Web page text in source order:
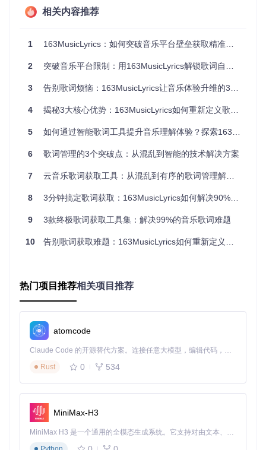
立即尝试：打开163MusicLyrics，在搜索框中输入你记忆中的
部分歌词或歌曲片段，点击"模糊搜索"按钮，查看系统提供的
突破二：多格式智能转换，跨平台兼容不再愁
不同音乐平台的歌词格式差异巨大，常常导致下载的歌词文件
和QQ音乐的歌词格式，提供统一的标准化输出，支持LRC和S
思考：你是否曾因歌词格式问题导致播放器显示乱码或时间不
同步？探索设置面板中的"歌词格式"选项，根据你的播放器需
求调整参数。
立即尝试：进入设置界面，尝试修改LRC时间戳格式为"mm:s
果。
突破三：批量处理引擎，效率提升10倍的秘密
手动逐个搜索歌词效率低下，耗时耗力，尤其是当你需要管理
并重复结果，提供最优选择。
思考：你平时是如何管理大量音乐文件的歌词的？尝试使用批
量搜索功能，体验效率提升。
立即尝试：选择"歌单"搜索类型，输入你的网易云或QQ音乐歌
单链接，点击"批量搜索"，然后一次性保存所有歌词。
困境一：信息残缺的搜索焦虑
"我只记得一句歌词，怎么才能找到这首歌？"这是音乐爱好者
相关内容推荐
1 163MusicLyrics：如何突破音乐平台壁垒获取精准歌词的终极方案
2 突破音乐平台限制：用163MusicLyrics解锁歌词自由管理
3 告别歌词烦恼：163MusicLyrics让音乐体验升维的3个秘诀
4 揭秘3大核心优势：163MusicLyrics如何重新定义歌词获取体验
5 如何通过智能歌词工具提升音乐理解体验？探索163MusicLyrics的全方位解决方案
6 歌词管理的3个突破点：从混乱到智能的技术解决方案
7 云音乐歌词获取工具：从混乱到有序的歌词管理解决方案
8 3分钟搞定歌词获取：163MusicLyrics如何解决90%的音乐爱好者痛点
9 3款终极歌词获取工具集：解决99%的音乐歌词难题
10 告别歌词获取难题：163MusicLyrics如何重新定义音乐内容管理
热门项目推荐相关项目推荐
atomcode
Claude Code 的开源替代方案。连接任意大模型，编辑代码，运行命令，自动验证 — 全自动执行。用 Rust 构建，极致性能。 ｜ An open-source alternative to Claude Code. Connect any LLM, edit code, run commands, and verify changes — autonomously. Built in Rust for speed. Get Started
Rust
0 534
MiniMax-H3
MiniMax H3 是一个通用的全模态生成系统。它支持对由文本、图像、视频和音频组成的多模态上下文进行统一理解，并能生成分辨率高达 2K、时长可达 15 秒的带原生立体声音频的视频。得益于面向任务泛化的系统设计，H3 在预训练阶段就已具备广泛的多模态上下文理解与生成能力，能够出色地执行复杂的多模态指令。